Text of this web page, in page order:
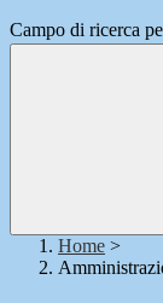
Campo di ricerca
Home >